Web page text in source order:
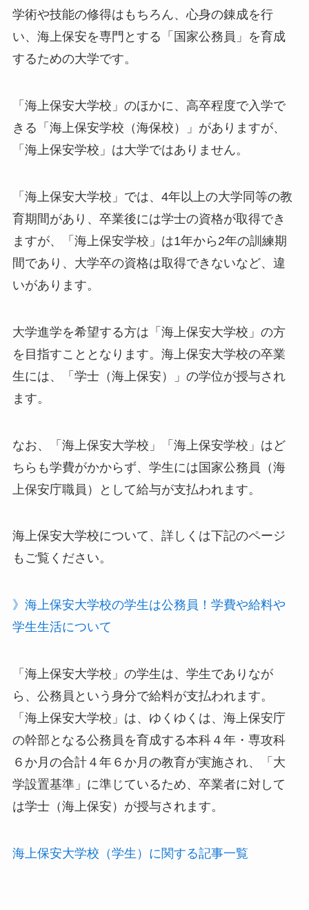
学術や技能の修得はもちろん、心身の錬成を行
い、海上保安を専門とする「国家公務員」を育成
するための大学です。
「海上保安大学校」のほかに、高卒程度で入学で
きる「海上保安学校（海保校）」がありますが、
「海上保安学校」は大学ではありません。
「海上保安大学校」では、4年以上の大学同等の教
育期間があり、卒業後には学士の資格が取得でき
ますが、「海上保安学校」は1年から2年の訓練期
間であり、大学卒の資格は取得できないなど、違
いがあります。
大学進学を希望する方は「海上保安大学校」の方
を目指すこととなります。海上保安大学校の卒業
生には、「学士（海上保安）」の学位が授与され
ます。
なお、「海上保安大学校」「海上保安学校」はど
ちらも学費がかからず、学生には国家公務員（海
上保安庁職員）として給与が支払われます。
海上保安大学校について、詳しくは下記のページ
もご覧ください。
》海上保安大学校の学生は公務員！学費や給料や
学生生活について
「海上保安大学校」の学生は、学生でありなが
ら、公務員という身分で給料が支払われます。
「海上保安大学校」は、ゆくゆくは、海上保安庁
の幹部となる公務員を育成する本科４年・専攻科
６か月の合計４年６か月の教育が実施され、「大
学設置基準」に準じているため、卒業者に対して
は学士（海上保安）が授与されます。
海上保安大学校（学生）に関する記事一覧